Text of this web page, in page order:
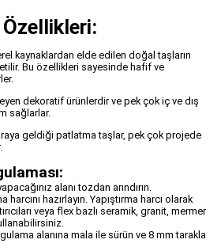
kaynaklardan elde edilen doğal taşların
Bu özellikleri sayesinde hafif ve
dekoratif ürünlerdir ve pek çok iç ve dış
sağlarlar.
araya geldiği patlatma taşlar, pek çok projede
alanı tozdan arındırın.
harcını hazırlayın. Yapıştırma harcı olarak
veya flex bazlı seramik, granit, mermer
alanına mala ile sürün ve 8 mm tarakla